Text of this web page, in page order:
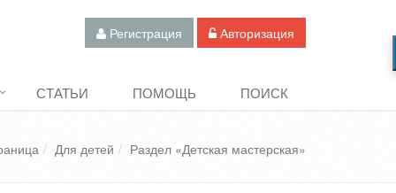
Регистрация Авторизация
СТАТЬИ ПОМОЩЬ ПОИСК
Для детей Раздел «Детская мастерская»